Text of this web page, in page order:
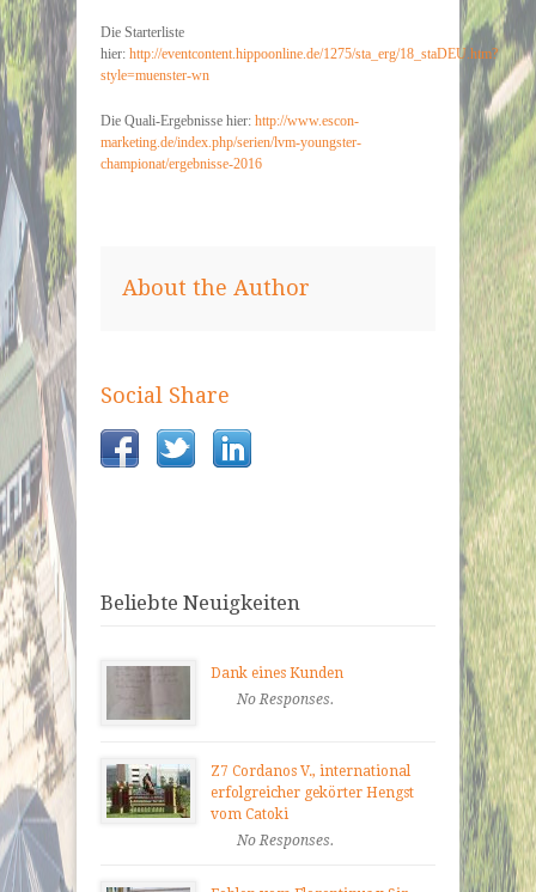
Die Starterliste
hier: http://eventcontent.hippoonline.de/1275/sta_erg/18_staDEU.htm?
style=muenster-wn
Die Quali-Ergebnisse hier: http://www.escon-
marketing.de/index.php/serien/lvm-youngster-
championat/ergebnisse-2016
About the Author
Social Share
Beliebte Neuigkeiten
Dank eines Kunden
No Responses.
Z7 Cordanos V., international
erfolgreicher gekörter Hengst
vom Catoki
No Responses.